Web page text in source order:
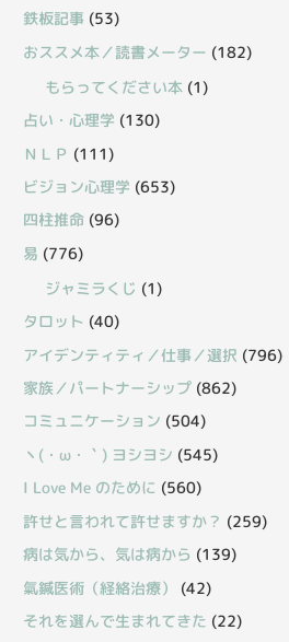
鉄板記事 (53)
おススメ本／読書メーター (182)
もらってください本 (1)
占い・心理学 (130)
ＮＬＰ (111)
ビジョン心理学 (653)
四柱推命 (96)
易 (776)
ジャミラくじ (1)
タロット (40)
アイデンティティ／仕事／選択 (796)
家族／パートナーシップ (862)
コミュニケーション (504)
丶(・ω・｀) ヨシヨシ (545)
I Love Me のために (560)
許せと言われて許せますか？ (259)
病は気から、気は病から (139)
氣鍼医術（経絡治療）
(42)
それを選んで生まれてきた (22)